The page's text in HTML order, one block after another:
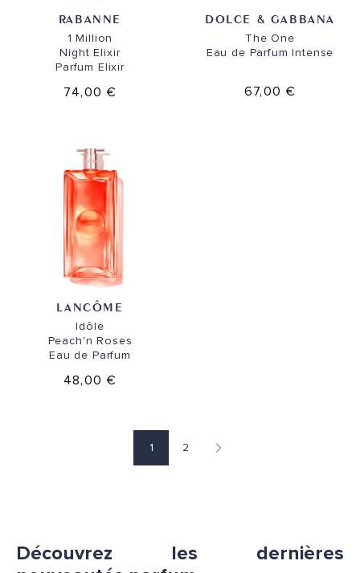
RABANNE
1 Million
Night Elixir
Parfum Elixir
74,00 €
DOLCE & GABBANA
The One
Eau de Parfum Intense
67,00 €
LANCÔME
Idôle
Peach'n Roses
Eau de Parfum
48,00 €
1 2 Page suivante
Découvrez les dernières